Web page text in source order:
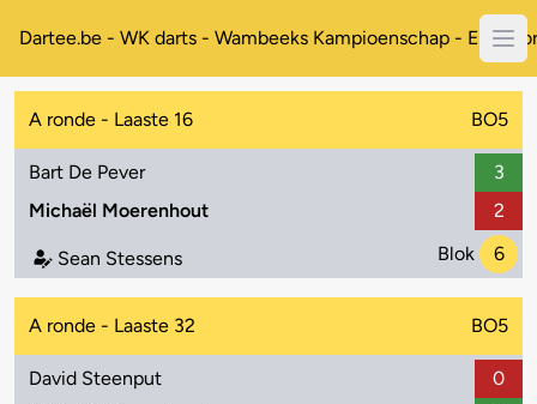
Dartee.be - WK darts - Wambeeks Kampioenschap -
A ronde - Laaste 16 BO5
Bart De Pever
3
Michaël Moerenhout
2
Sean Stessens Blok 6
A ronde - Laaste 32 BO5
David Steenput
0